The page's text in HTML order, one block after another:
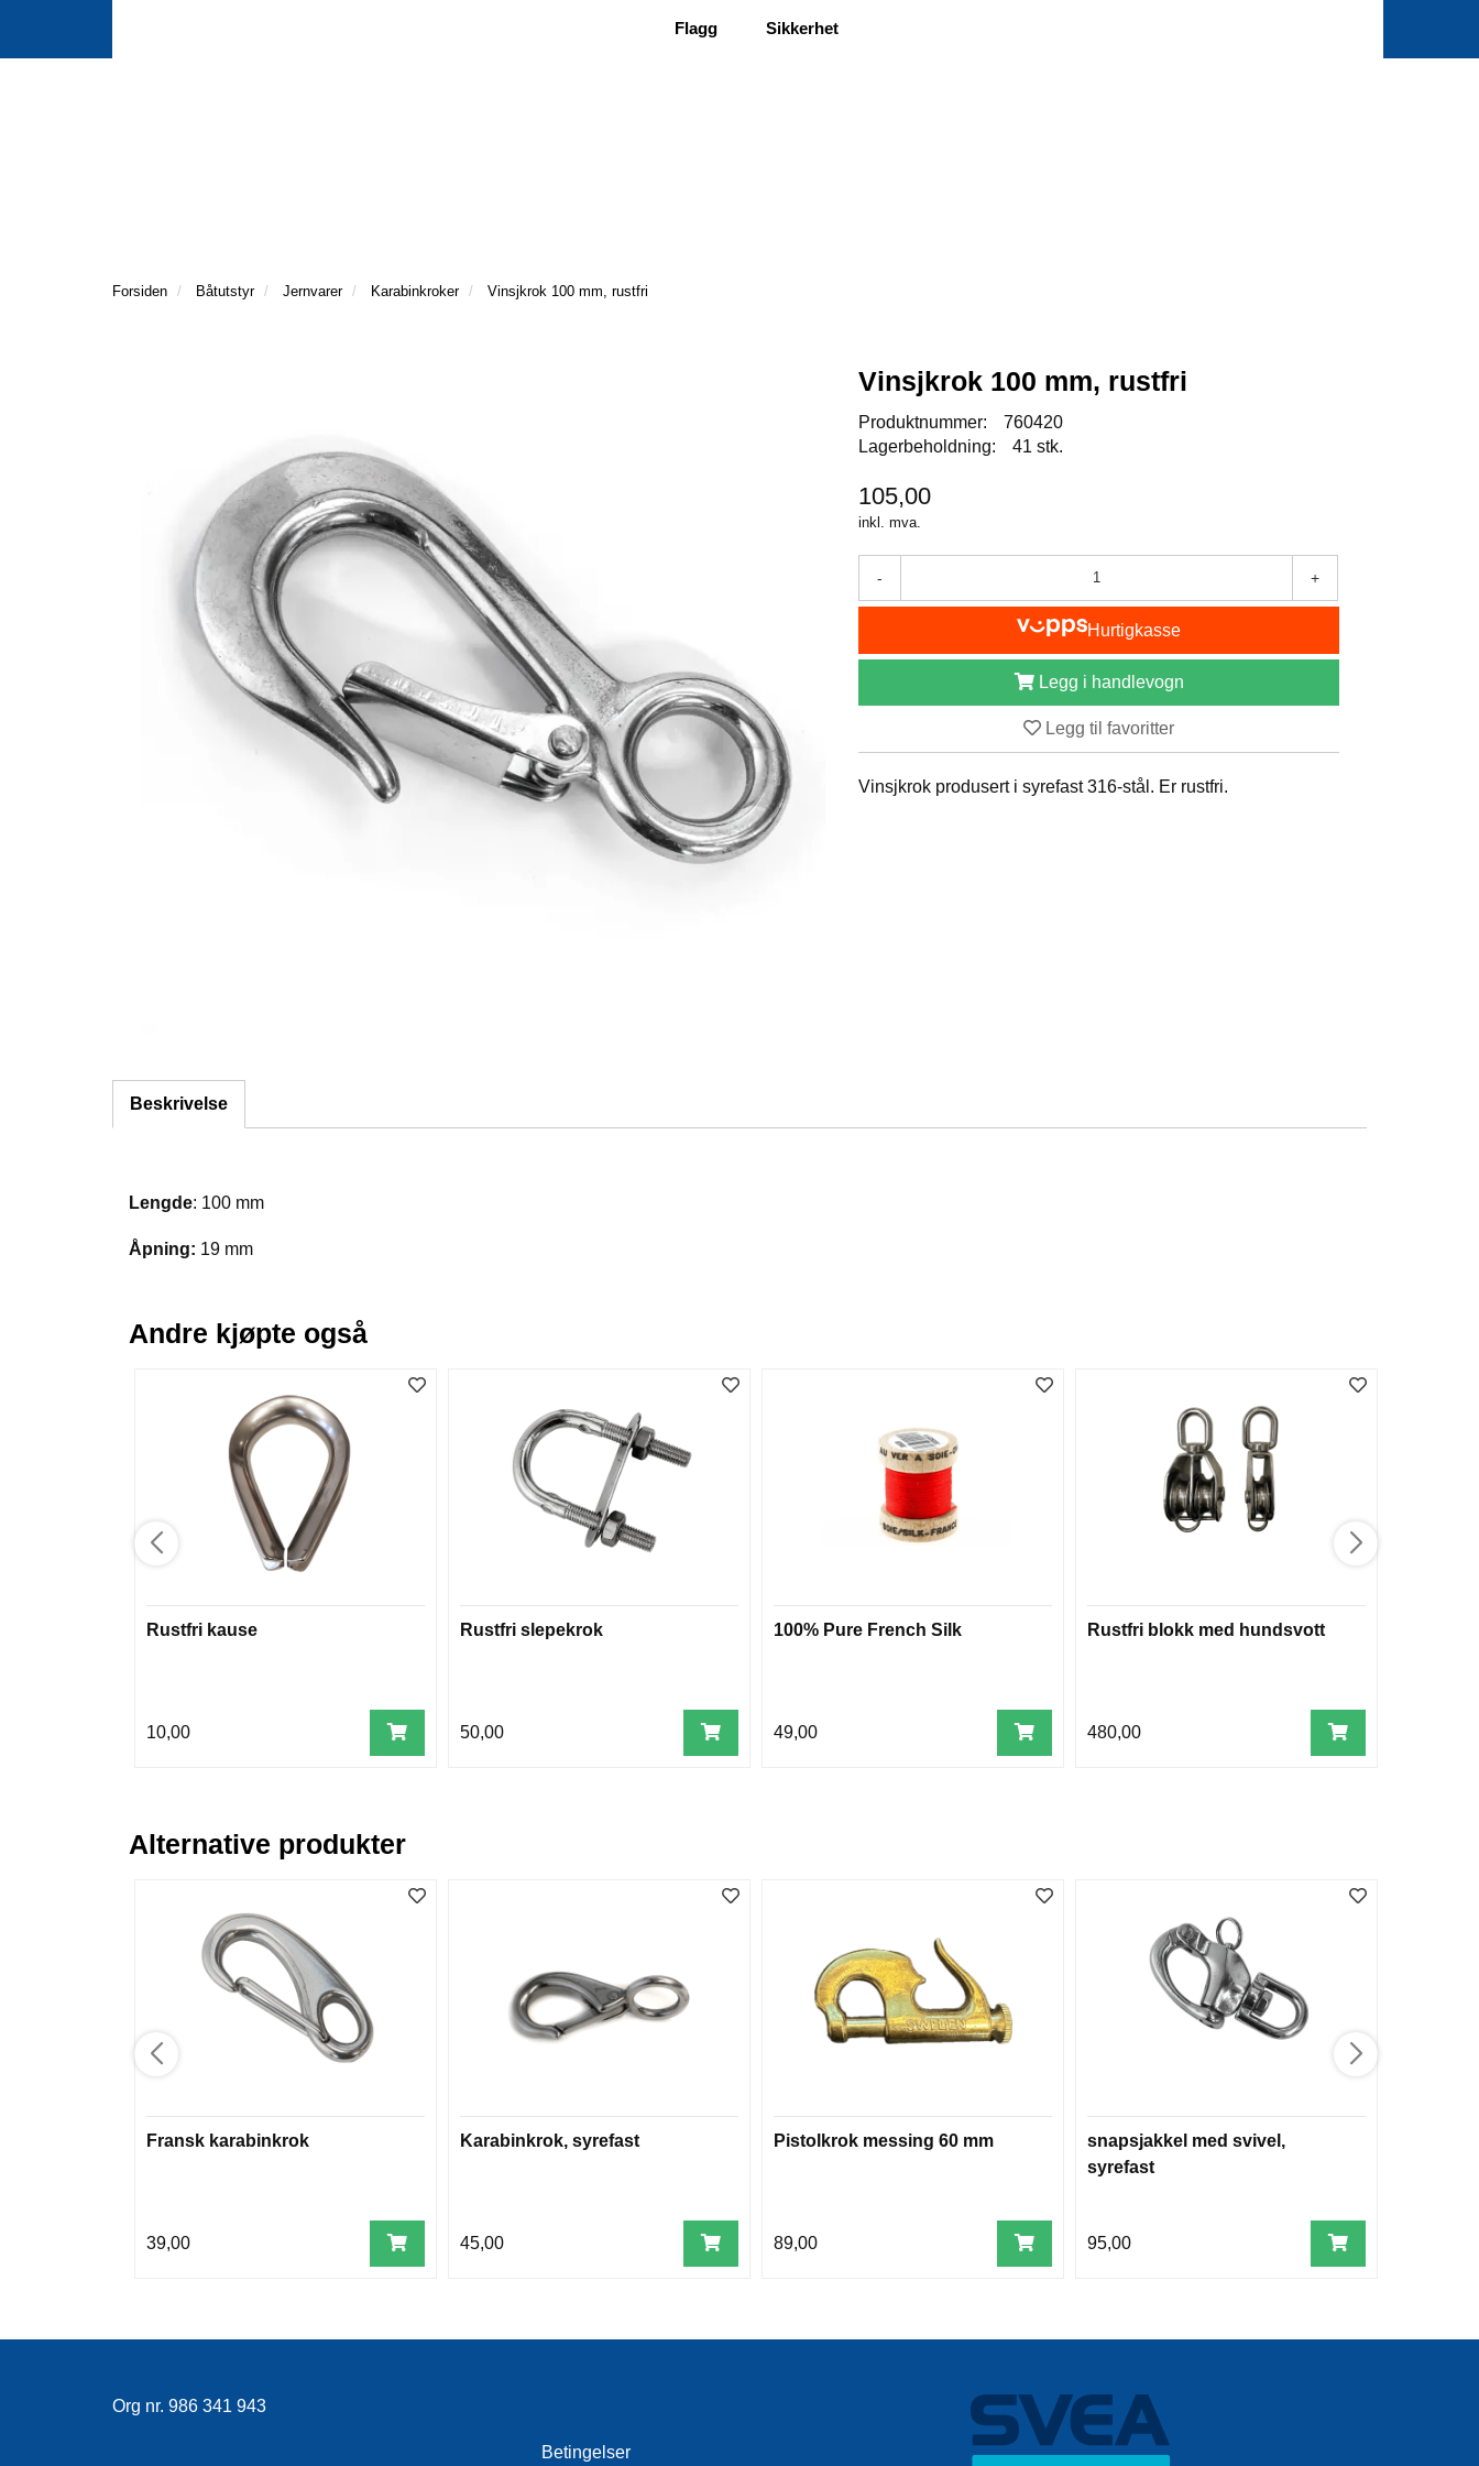
Flagg Sikkerhet
Forsiden Båtutstyr Jernvarer Karabinkroker Vinsjkrok 100 mm, rustfri
Vinsjkrok 100 mm, rustfri
Produktnummer:
760420
Lagerbeholdning:
41 stk.
105,00
inkl. mva.
- +
Hurtigkasse
Legg i handlevogn
Legg til favoritter
Vinsjkrok produsert i syrefast 316-stål. Er rustfri.
Beskrivelse
Lengde: 100 mm
Åpning: 19 mm
Andre kjøpte også
Rustfri kause
10,00
Rustfri slepekrok
50,00
100% Pure French Silk
49,00
Rustfri blokk med hundsvott
480,00
Alternative produkter
Fransk karabinkrok
39,00
Karabinkrok, syrefast
45,00
Pistolkrok messing 60 mm
89,00
snapsjakkel med svivel,
syrefast
95,00
Org nr. 986 341 943
Betingelser